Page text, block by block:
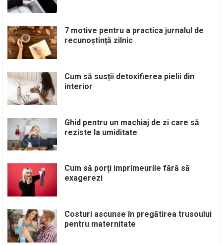
7 motive pentru a practica jurnalul de
recunoștință zilnic
Cum să susții detoxifierea pielii din
interior
Ghid pentru un machiaj de zi care să
reziste la umiditate
Cum să porți imprimeurile fără să
exagerezi
Costuri ascunse în pregătirea trusoului
pentru maternitate